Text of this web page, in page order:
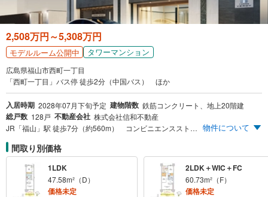
2,508万円～5,308万円
モデルルーム公開中 タワーマンション
広島県福山市西町一丁目
「西町一丁目」バス停 徒歩2分（中国バス） ほか
入居時期 2028年07月下旬予定 建物階数 鉄筋コンクリート、地上20階建
総戸数 128戸 不動産会社 株式会社信和不動産
JR「福山」駅 徒歩7分（約560m） コンビニエンスストア隣接 セブンイレブン福山西町1丁目店 徒歩2分（約110m） 高層20階建て・全戸南向き 電動スライドゲート採用 ゾーンセキュリティ設計 次代のカーライフスタイル カーシェアステーション［10台分］併設（予定）※設置台数等は変更になる場合があります。 物件について
間取り別価格
1LDK
47.58m²（D）
価格未定
2LDK＋WIC＋FC
60.73m²（F）
価格未定